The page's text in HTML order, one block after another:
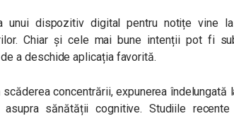
unui dispozitiv digital pentru notițe vine
Chiar și cele mai bune intenții pot fi
a deschide aplicația favorită.
scăderea concentrării, expunerea
asupra sănătății cognitive. Studiile